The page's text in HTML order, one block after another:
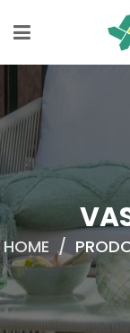
HOME /